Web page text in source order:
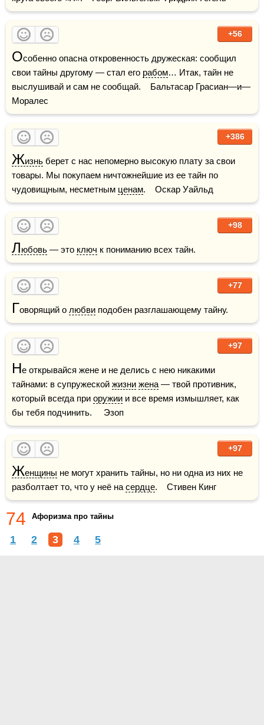
+56
Особенно опасна откровенность дружеская: сообщил
свои тайны другому — стал его рабом… Итак, тайн не
выслушивай и сам не сообщай.    Бальтасар Грасиан—и—
Моралес
+386
Жизнь берет с нас непомерно высокую плату за свои
товары. Мы покупаем ничтожнейшие из ее тайн по
чудовищным, несметным ценам.    Оскар Уайльд
+98
Любовь — это ключ к пониманию всех тайн.
+77
Говорящий о любви подобен разглашающему тайну.
+97
Не открывайся жене и не делись с нею никакими
тайнами: в супружеской жизни жена — твой противник,
который всегда при оружии и все время измышляет, как
бы тебя подчинить.     Эзоп
+97
Женщины не могут хранить тайны, но ни одна из них не
разболтает то, что у неё на сердце.    Стивен Кинг
74 Афоризма про тайны
1 2 3 4 5